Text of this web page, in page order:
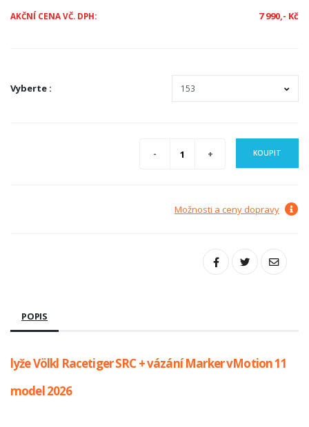
AKČNÍ CENA VČ. DPH: 7 990,- Kč
Vyberte :
KOUPIT
Možnosti a ceny dopravy
POPIS
lyže Völkl Racetiger SRC + vázání Marker vMotion 11
model 2026